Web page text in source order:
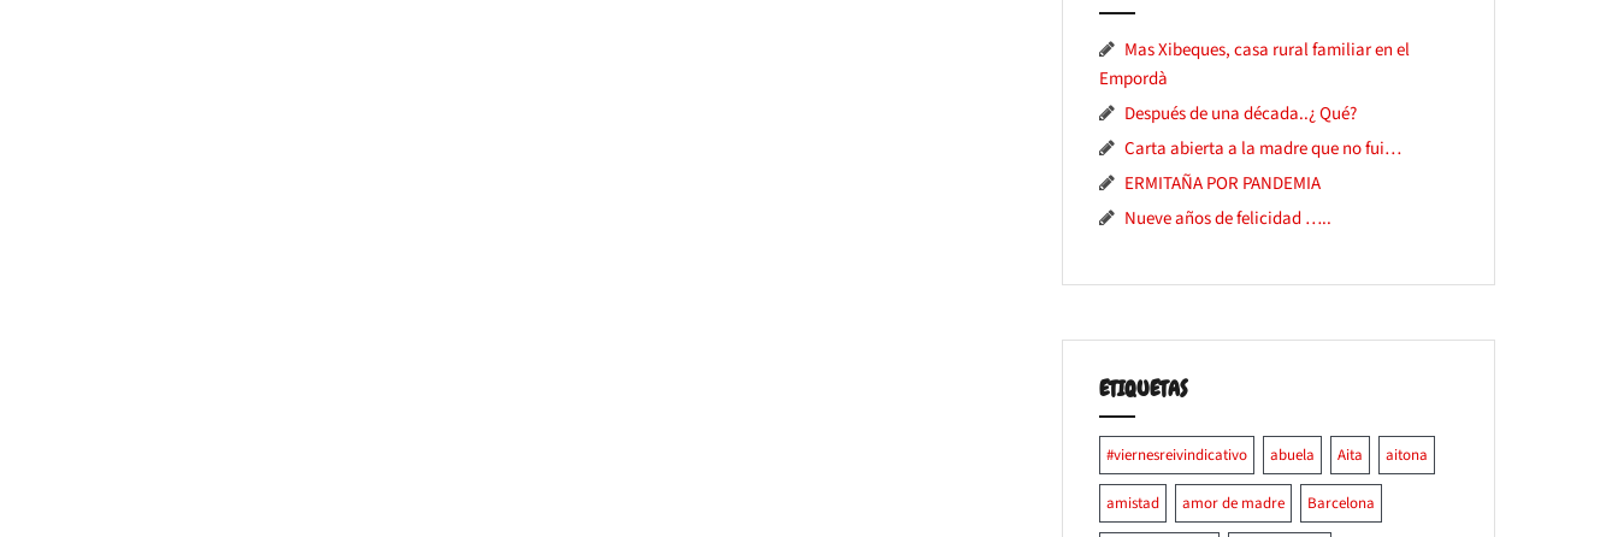
Mas Xibeques, casa rural familiar en el
Empordà
Después de una década..¿ Qué?
Carta abierta a la madre que no fui…
ERMITAÑA POR PANDEMIA
Nueve años de felicidad …..
ETIQUETAS
#viernesreivindicativo abuela Aita aitona
amistad amor de madre Barcelona